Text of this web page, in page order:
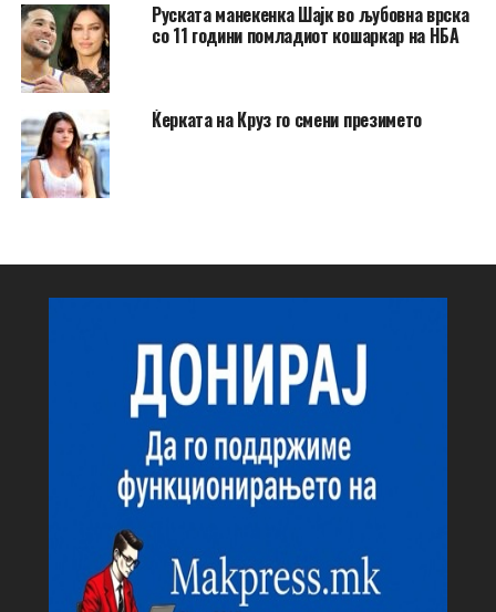
Руската манекенка Шајк во љубовна врска
со 11 години помладиот кошаркар на НБА
Ќерката на Круз го смени презимето